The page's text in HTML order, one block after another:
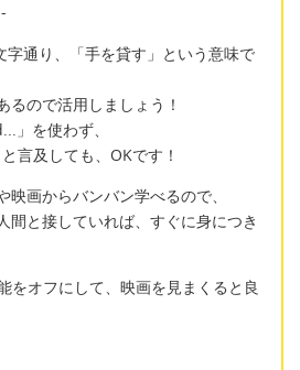
通り、「手を貸す」という意味で
るので活用しましょう！
」を使わず、
言及しても、OKです！
画からバンバン学べるので、
間と接していれば、すぐに身につき
をオフにして、映画を見まくると良